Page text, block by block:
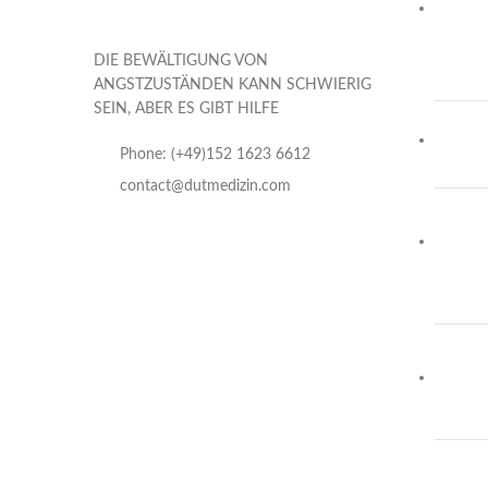
DIE BEWÄLTIGUNG VON
ANGSTZUSTÄNDEN KANN SCHWIERIG
SEIN, ABER ES GIBT HILFE
Phone: (+49)152 1623 6612
contact@dutmedizin.com